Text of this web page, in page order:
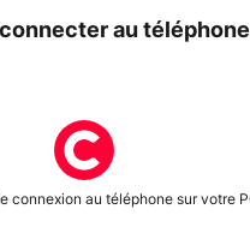
au téléphone
connexion au téléphone sur votre